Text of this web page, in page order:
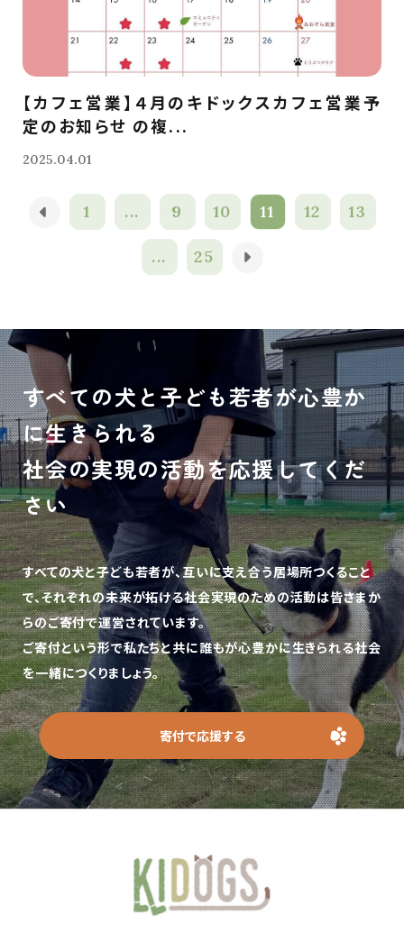
【カフェ営業】４月のキドックスカフェ営業予
定のお知らせ の複...
2025.04.01
1 ... 9 10 11 12 13
... 25
すべての犬と子ども若者が心豊か
に生きられる
社会の実現の活動を応援してくだ
さい
すべての犬と子ども若者が、互いに支え合う居場所つくること
で、それぞれの未来が拓ける社会実現のための活動は皆さまか
らのご寄付で運営されています。
ご寄付という形で私たちと共に誰もが心豊かに生きられる社会
を一緒につくりましょう。
寄付で応援する